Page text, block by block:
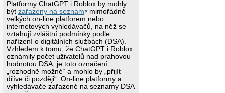
Platformy ChatGPT i Roblox by mohly
býtzařazeny na seznam
mimořádně
velkých on-line platforem nebo
internetových vyhledávačů, na něž se
vztahují zvláštní podmínky podle
nařízení o digitálních službách (DSA).
Vzhledem k tomu, že ChatGPT i Roblox
oznámily počet uživatelů nad prahovou
hodnotou DSA, je toto označení
„rozhodně možné“ a mohlo by „přijít
dříve či později“. On-line platformy a
vyhledávače zařazené na seznamy DSA